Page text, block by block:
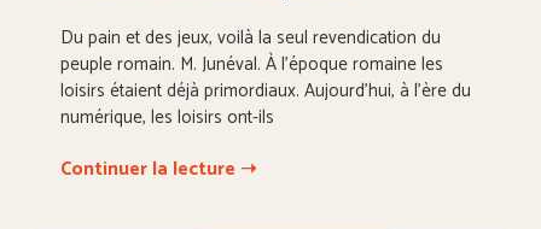
Du pain et des jeux, voilà la seul revendication du
peuple romain. M. Junéval. À l’époque romaine les
loisirs étaient déjà primordiaux. Aujourd’hui, à l’ère du
numérique, les loisirs ont-ils
Continuer la lecture ➝